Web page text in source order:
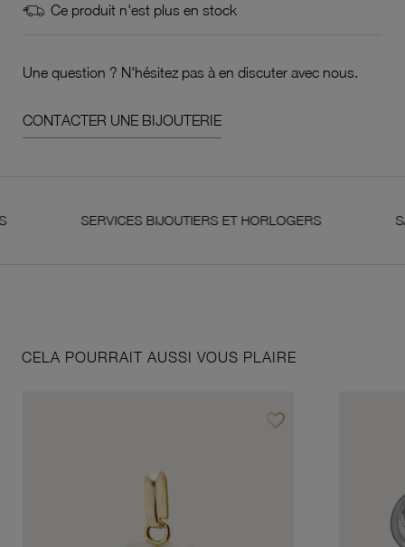
Ce produit n'est plus en stock
Une question ? N'hésitez pas à en discuter avec nous.
CONTACTER UNE BIJOUTERIE
SERVICES BIJOUTIERS ET HORLOGERS
CELA POURRAIT AUSSI VOUS PLAIRE
favorite_borderAjouter à vos favoris